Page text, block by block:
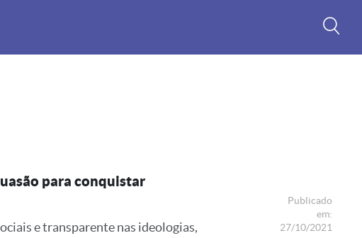
para conquistar
e transparente nas ideologias,
Publicado
em:
27/10/2021